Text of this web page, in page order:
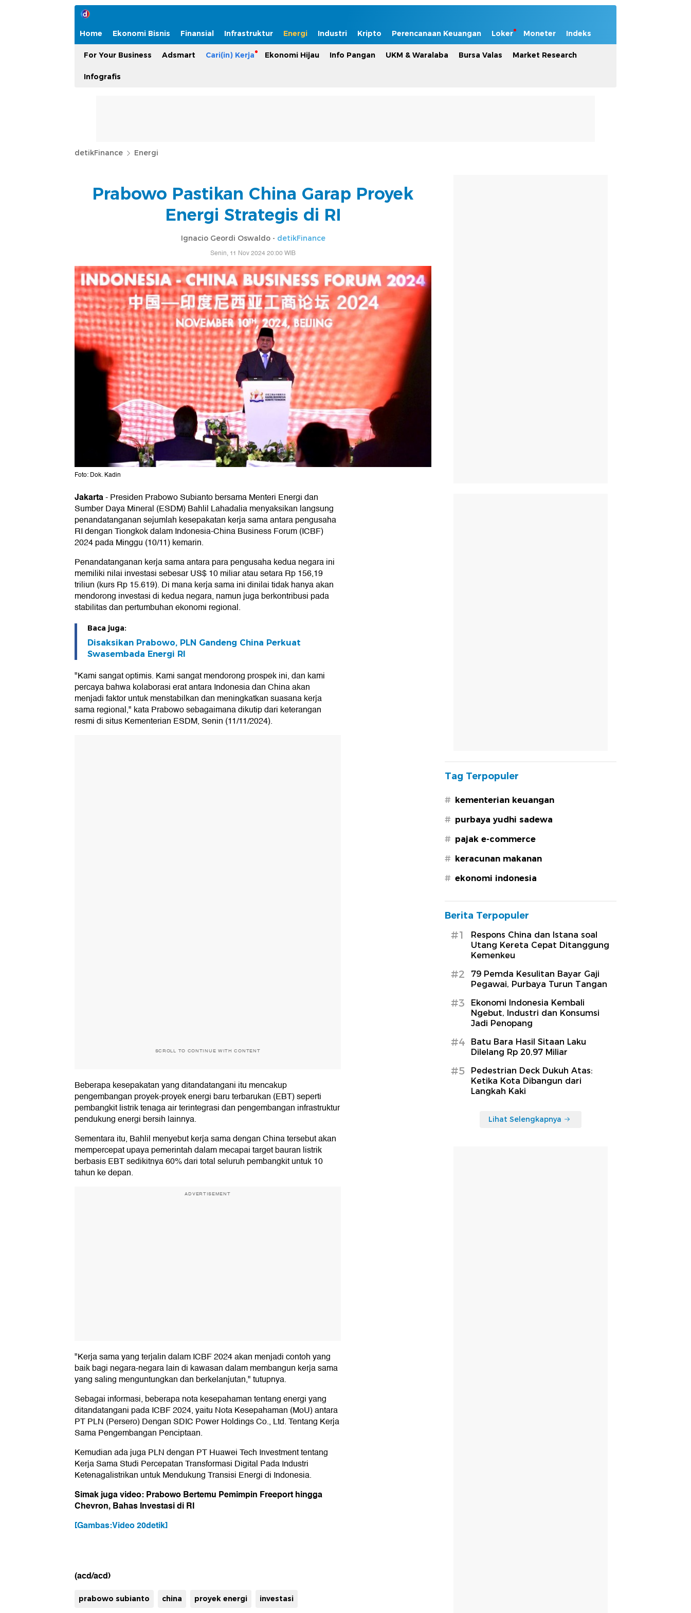
Home Ekonomi Bisnis Finansial Infrastruktur Energi Industri Kripto Perencanaan Keuangan Loker Moneter Indeks
For Your Business Adsmart Cari(in) Kerja Ekonomi Hijau Info Pangan UKM & Waralaba Bursa Valas Market Research
Infografis
detikFinance Energi
Prabowo Pastikan China Garap Proyek
Energi Strategis di RI
Ignacio Geordi Oswaldo - detikFinance
Senin, 11 Nov 2024 20:00 WIB
Foto: Dok. Kadin
Jakarta-Presiden Prabowo Subianto bersama Menteri Energi dan
Sumber Daya Mineral (ESDM) Bahlil Lahadalia menyaksikan langsung
penandatanganan sejumlah kesepakatan kerja sama antara pengusaha
RI dengan Tiongkok dalam Indonesia-China Business Forum (ICBF)
2024 pada Minggu (10/11) kemarin.
Penandatanganan kerja sama antara para pengusaha kedua negara ini
memiliki nilai investasi sebesar US$ 10 miliar atau setara Rp 156,19
triliun (kurs Rp 15.619). Di mana kerja sama ini dinilai tidak hanya akan
mendorong investasi di kedua negara, namun juga berkontribusi pada
stabilitas dan pertumbuhan ekonomi regional.
Baca juga:
Disaksikan Prabowo, PLN Gandeng China Perkuat
Swasembada Energi RI
"Kami sangat optimis. Kami sangat mendorong prospek ini, dan kami
percaya bahwa kolaborasi erat antara Indonesia dan China akan
menjadi faktor untuk menstabilkan dan meningkatkan suasana kerja
sama regional," kata Prabowo sebagaimana dikutip dari keterangan
resmi di situs Kementerian ESDM, Senin (11/11/2024).
SCROLL TO CONTINUE WITH CONTENT
Beberapa kesepakatan yang ditandatangani itu mencakup
pengembangan proyek-proyek energi baru terbarukan (EBT) seperti
pembangkit listrik tenaga air terintegrasi dan pengembangan infrastruktur
pendukung energi bersih lainnya.
Sementara itu, Bahlil menyebut kerja sama dengan China tersebut akan
mempercepat upaya pemerintah dalam mecapai target bauran listrik
berbasis EBT sedikitnya 60% dari total seluruh pembangkit untuk 10
tahun ke depan.
ADVERTISEMENT
"Kerja sama yang terjalin dalam ICBF 2024 akan menjadi contoh yang
baik bagi negara-negara lain di kawasan dalam membangun kerja sama
yang saling menguntungkan dan berkelanjutan," tutupnya.
Sebagai informasi, beberapa nota kesepahaman tentang energi yang
ditandatangani pada ICBF 2024, yaitu Nota Kesepahaman (MoU) antara
PT PLN (Persero) Dengan SDIC Power Holdings Co., Ltd. Tentang Kerja
Sama Pengembangan Penciptaan.
Kemudian ada juga PLN dengan PT Huawei Tech Investment tentang
Kerja Sama Studi Percepatan Transformasi Digital Pada Industri
Ketenagalistrikan untuk Mendukung Transisi Energi di Indonesia.
Simak juga video: Prabowo Bertemu Pemimpin Freeport hingga
Chevron, Bahas Investasi di RI
[Gambas:Video 20detik]
(acd/acd)
prabowo subianto china proyek energi investasi
Tag Terpopuler
# kementerian keuangan
# purbaya yudhi sadewa
# pajak e-commerce
# keracunan makanan
# ekonomi indonesia
Berita Terpopuler
#1
Respons China dan Istana soal
Utang Kereta Cepat Ditanggung
Kemenkeu
#2
79 Pemda Kesulitan Bayar Gaji
Pegawai, Purbaya Turun Tangan
#3
Ekonomi Indonesia Kembali
Ngebut, Industri dan Konsumsi
Jadi Penopang
#4
Batu Bara Hasil Sitaan Laku
Dilelang Rp 20,97 Miliar
#5
Pedestrian Deck Dukuh Atas:
Ketika Kota Dibangun dari
Langkah Kaki
Lihat Selengkapnya